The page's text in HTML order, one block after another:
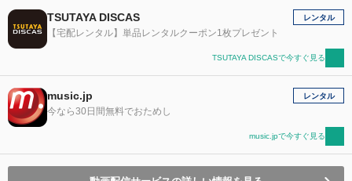
TSUTAYA DISCAS
【宅配レンタル】単品レンタルクーポン1枚プレゼント
レンタル
TSUTAYA DISCASで今すぐ見る
music.jp
今なら30日間無料でおためし
レンタル
music.jpで今すぐ見る